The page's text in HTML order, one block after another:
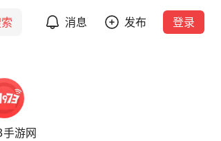
消息 发布 登录
游网